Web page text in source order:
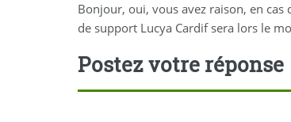
Bonjour, oui, vous avez raison, en cas
de support Lucya Cardif sera lors le
Postez votre réponse